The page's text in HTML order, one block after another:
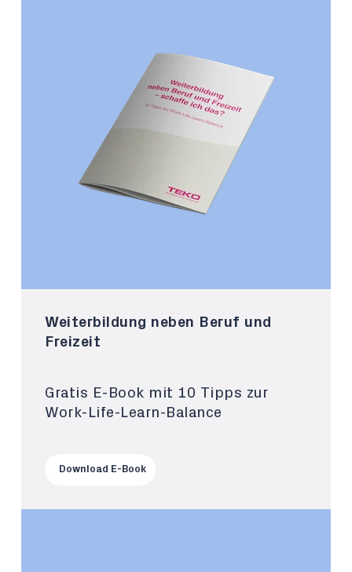
Weiterbildung neben Beruf und
Freizeit
Gratis E-Book mit 10 Tipps zur
Work-Life-Learn-Balance
Download E-Book